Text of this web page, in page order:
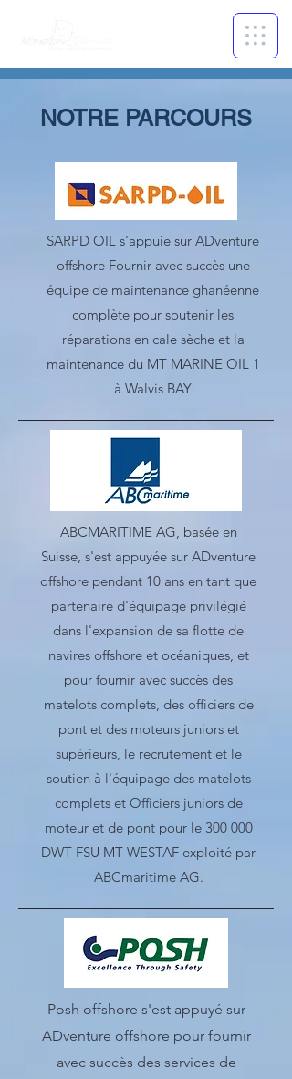
NOTRE PARCOURS
SARPD OIL s'appuie sur ADventure
offshore Fournir avec succès une
équipe de maintenance ghanéenne
complète pour soutenir les
réparations en cale sèche et la
maintenance du MT MARINE OIL 1
à Walvis BAY
ABCMARITIME AG, basée en
Suisse, s'est appuyée sur ADventure
offshore pendant 10 ans en tant que
partenaire d'équipage privilégié
dans l'expansion de sa flotte de
navires offshore et océaniques, et
pour fournir avec succès des
matelots complets, des officiers de
pont et des moteurs juniors et
supérieurs, le recrutement et le
soutien à l'équipage des matelots
complets et Officiers juniors de
moteur et de pont pour le 300 000
DWT FSU MT WESTAF exploité par
ABCmaritime AG.
Posh offshore s'est appuyé sur
ADventure offshore pour fournir
avec succès des services de